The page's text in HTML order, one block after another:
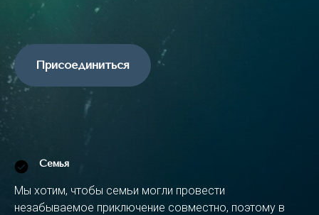
Присоединиться
Семья
Мы хотим, чтобы семьи могли провести
незабываемое приключение совместно, поэтому в